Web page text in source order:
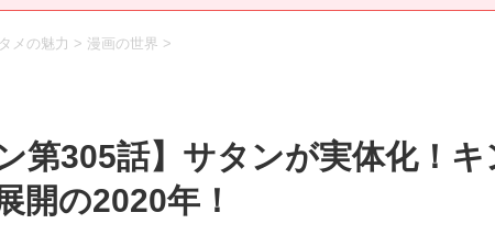
メの魅力 > 漫画の世界 >
第305話】サタンが実体化！キ
開の2020年！